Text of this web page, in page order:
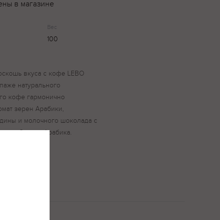
в магазине
Вес
100
вкуса с кофе LEBO
натурального
кофе гармонично
зерен Арабики,
и молочного шоколада с
Состав: Арабика.